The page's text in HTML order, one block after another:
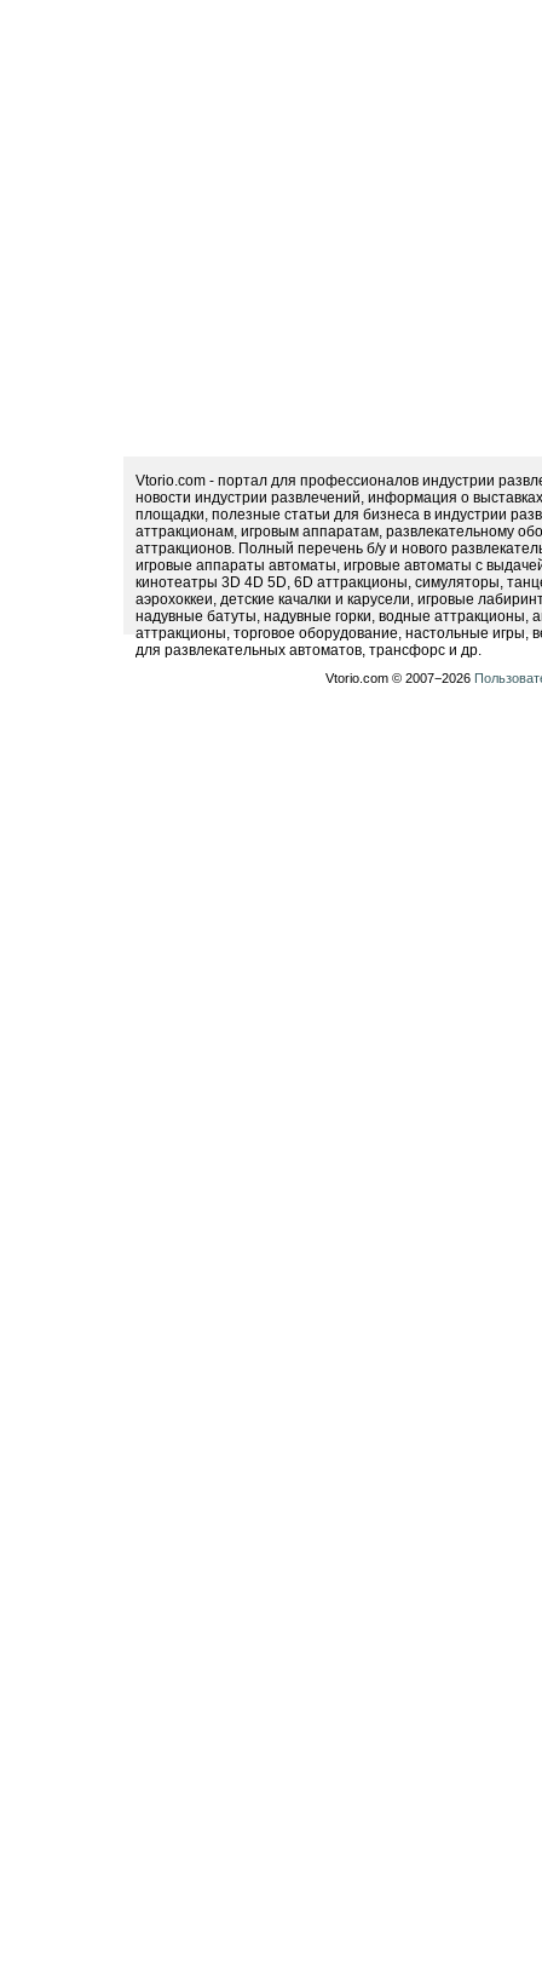
Vtorio.com - портал для профессионалов индустрии
новости индустрии развлечений, информация о
площадки, полезные статьи для бизнеса в индустрии
аттракционам, игровым аппаратам, развлекательному
аттракционов. Полный перечень б/у и нового
игровые аппараты автоматы, игровые автоматы с
кинотеатры 3D 4D 5D, 6D аттракционы, симуляторы,
аэрохоккеи, детские качалки и карусели, игровые
надувные батуты, надувные горки, водные
аттракционы, торговое оборудование, настольные игры,
для развлекательных автоматов, трансфорс и др.
Vtorio.com © 2007−2026